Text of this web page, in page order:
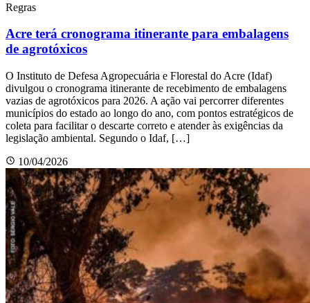
Regras
Acre terá cronograma itinerante para embalagens
de agrotóxicos
O Instituto de Defesa Agropecuária e Florestal do Acre (Idaf)
divulgou o cronograma itinerante de recebimento de embalagens
vazias de agrotóxicos para 2026. A ação vai percorrer diferentes
municípios do estado ao longo do ano, com pontos estratégicos de
coleta para facilitar o descarte correto e atender às exigências da
legislação ambiental. Segundo o Idaf, […]
10/04/2026